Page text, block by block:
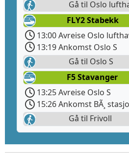
Gå til Oslo
FLY2 Stabekk
13:00 Avreise Oslo
13:19 Ankomst Oslo S
Gå til Oslo S
F5 Stavanger
13:25 Avreise Oslo S
15:26 Ankomst BÃ¸
Gå til Frivoll